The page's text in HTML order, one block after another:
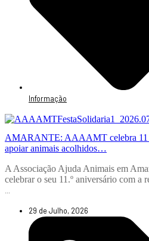
Informação
AMARANTE: AAAAMT celebra 11
apoiar animais acolhidos…
A Associação Ajuda Animais em
celebrar o seu 11.º aniversário com a
29 de Julho, 2026